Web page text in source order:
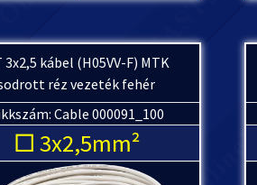
3x2,5 kábel (H05VV-F) MTK
réz vezeték fehér
Cable 000091_100
□ 3x2,5mm²